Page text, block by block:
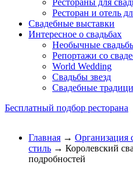
Рестораны для
Ресторан и отель
Свадебные выставки
Интересное о свадьбах
Необычные
Репортажи со
World Wedding
Свадьбы звезд
Свадебные
Бесплатный подбор ресторана
Главная → Организация
стиль → Королевский
подробностей